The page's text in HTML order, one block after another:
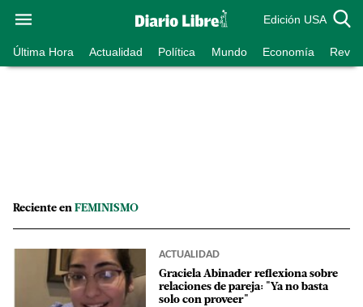
Edición USA
Última Hora Actualidad Política Mundo Economía
Reciente en FEMINISMO
ACTUALIDAD
Graciela Abinader reflexiona sobre
relaciones de pareja: "Ya no basta
solo con proveer"